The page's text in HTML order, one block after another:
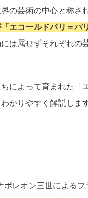
の芸術の中心と称さ
エコールドパリ＝パ
は属せずそれぞれの
によって育まれた「
かりやすく解説します
レオン三世によるフ